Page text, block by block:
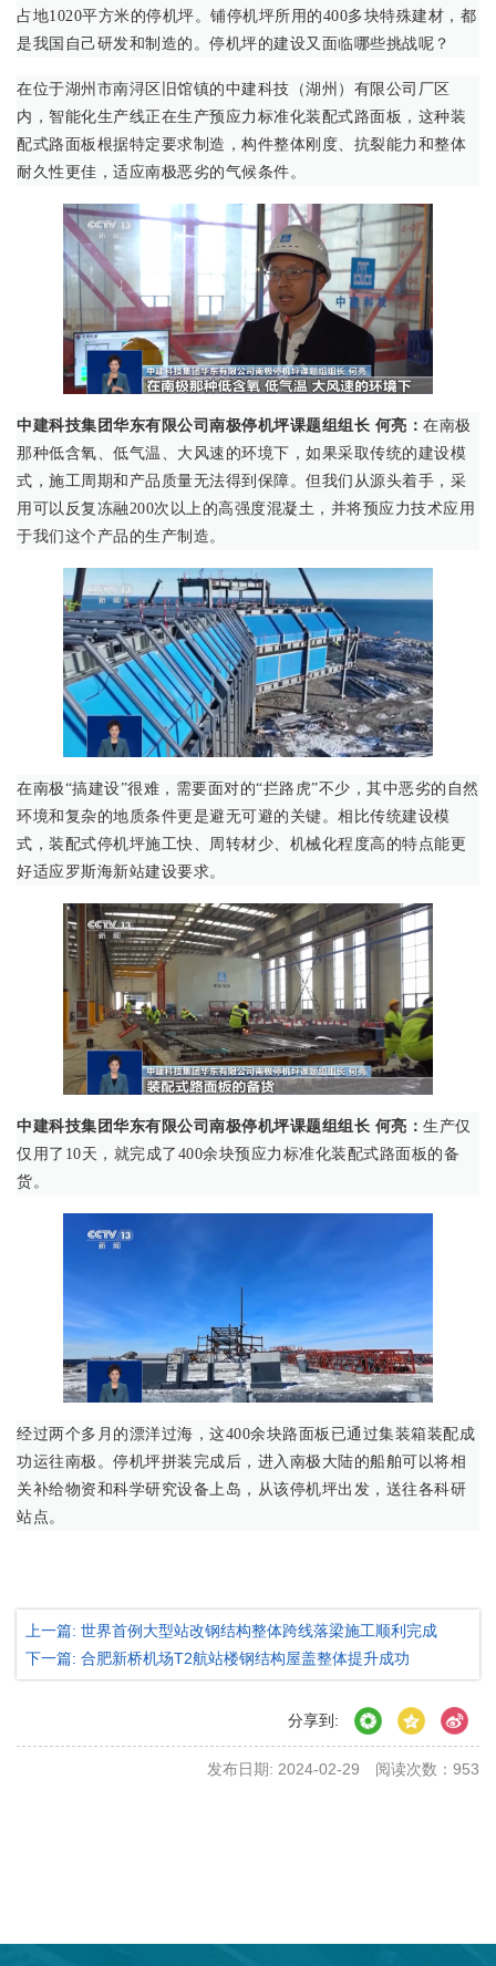
占地1020平方米的停机坪。铺停机坪所用的400多块特殊建材，都
是我国自己研发和制造的。停机坪的建设又面临哪些挑战呢？
在位于湖州市南浔区旧馆镇的中建科技（湖州）有限公司厂区
内，智能化生产线正在生产预应力标准化装配式路面板，这种装
配式路面板根据特定要求制造，构件整体刚度、抗裂能力和整体
耐久性更佳，适应南极恶劣的气候条件。
中建科技集团华东有限公司南极停机坪课题组组长 何亮： 在南极
那种低含氧、低气温、大风速的环境下，如果采取传统的建设模
式，施工周期和产品质量无法得到保障。但我们从源头着手，采
用可以反复冻融200次以上的高强度混凝土，并将预应力技术应用
于我们这个产品的生产制造。
在南极“搞建设”很难，需要面对的“拦路虎”不少，其中恶劣的自然
环境和复杂的地质条件更是避无可避的关键。相比传统建设模
式，装配式停机坪施工快、周转材少、机械化程度高的特点能更
好适应罗斯海新站建设要求。
中建科技集团华东有限公司南极停机坪课题组组长 何亮： 生产仅
仅用了10天，就完成了400余块预应力标准化装配式路面板的备
货。
经过两个多月的漂洋过海，这400余块路面板已通过集装箱装配成
功运往南极。停机坪拼装完成后，进入南极大陆的船舶可以将相
关补给物资和科学研究设备上岛，从该停机坪出发，送往各科研
站点。
上一篇: 世界首例大型站改钢结构整体跨线落梁施工顺利完成
下一篇: 合肥新桥机场T2航站楼钢结构屋盖整体提升成功
分享到:
发布日期: 2024-02-29 阅读次数： 953